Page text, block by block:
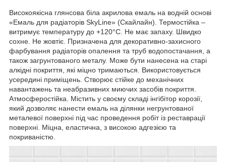
Високоякісна глянсова біла акрилова емаль на водній основі
«Емаль для радіаторів SkyLine» (Скайлайн). Термостійка –
витримує температуру до +120°С. Не має запаху. Швидко
сохне. Не жовтіє. Призначена для декоративно-захисного
фарбування радіаторів опалення та труб водопостачання, а
також загрунтованого металу. Може бути нанесена на старі
алкідні покриття, які міцно тримаються. Використовується
усередині приміщень. Створює стійке до механічних
навантажень та неабразивних миючих засобів покриття.
Атмосферостійка. Містить у своєму складі інгібітор корозії,
який дозволяє нанести емаль на ділянки негрунтованої
металевої поверхні під час проведення робіт із реставрації
поверхні. Міцна, еластична, з високою адгезією та
покриваністю.